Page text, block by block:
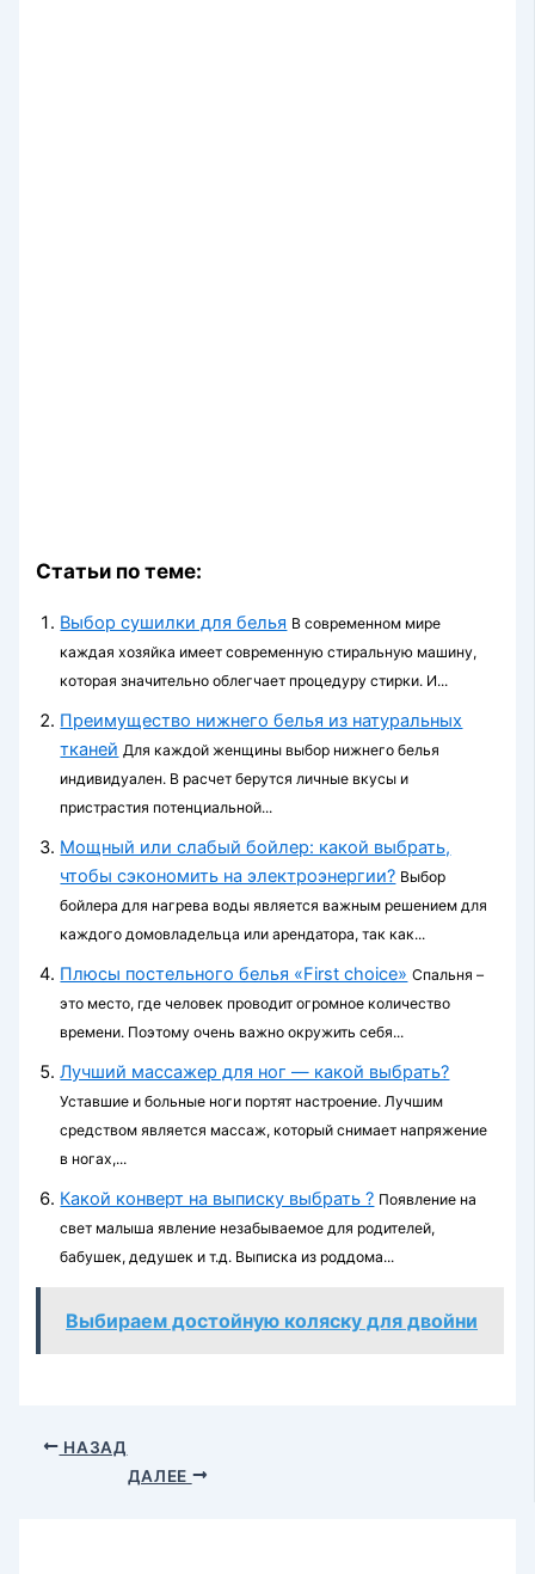
Статьи по теме:
Выбор сушилки для белья В современном мире
каждая хозяйка имеет современную стиральную машину,
которая значительно облегчает процедуру стирки. И...
Преимущество нижнего белья из натуральных
тканей Для каждой женщины выбор нижнего белья
индивидуален. В расчет берутся личные вкусы и
пристрастия потенциальной...
Мощный или слабый бойлер: какой выбрать,
чтобы сэкономить на электроэнергии? Выбор
бойлера для нагрева воды является важным решением для
каждого домовладельца или арендатора, так как...
Плюсы постельного белья «First choice» Спальня –
это место, где человек проводит огромное количество
времени. Поэтому очень важно окружить себя...
Лучший массажер для ног — какой выбрать?
Уставшие и больные ноги портят настроение. Лучшим
средством является массаж, который снимает напряжение
в ногах,...
Какой конверт на выписку выбрать ? Появление на
свет малыша явление незабываемое для родителей,
бабушек, дедушек и т.д. Выписка из роддома...
Выбираем достойную коляску для двойни
НАЗАД
ДАЛЕЕ